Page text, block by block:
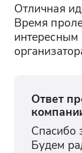
Отличная
Время
Ответ
Спасибо
Будем